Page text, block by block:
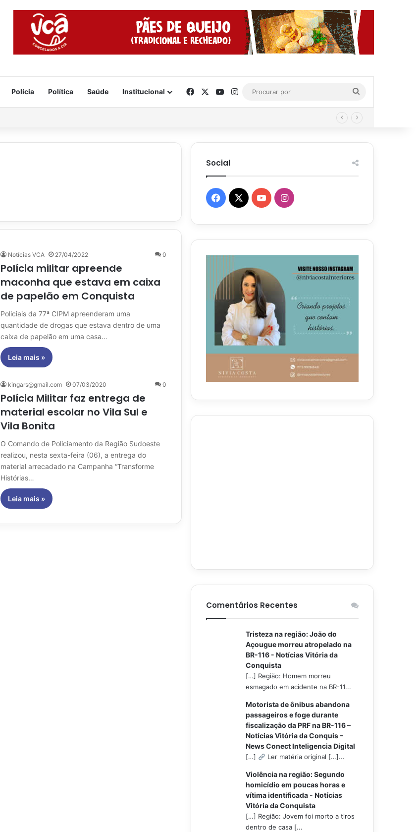
Polícia Política Saúde Institucional FacebookYouTube
Instagram
por
Notícias VCA 27/04/2022 0
Polícia militar apreende
maconha que estava em caixa
de papelão em Conquista
Policiais da 77ª CIPM apreenderam uma
quantidade de drogas que estava dentro de uma
caixa de papelão em uma casa…
Leia mais »
kingars@gmail.com 07/03/2020 0
Polícia Militar faz entrega de
material escolar no Vila Sul e
Vila Bonita
O Comando de Policiamento da Região Sudoeste
realizou, nesta sexta-feira (06), a entrega do
material arrecadado na Campanha “Transforme
Histórias…
Leia mais »
Social
Facebook
X YouTubeInstagram
Comentários Recentes
Tristeza na região: João do
Açougue morreu atropelado na
BR-116 - Notícias Vitória da
Conquista
[…] Região: Homem morreu
esmagado em acidente na BR-11...
Motorista de ônibus abandona
passageiros e foge durante
fiscalização da PRF na BR-116 –
Notícias Vitória da Conquis –
News Conect Inteligencia Digital
[…] Ler matéria original […]...
Violência na região: Segundo
homicídio em poucas horas e
vítima identificada - Notícias
Vitória da Conquista
[…] Região: Jovem foi morto a tiros
dentro de casa [...